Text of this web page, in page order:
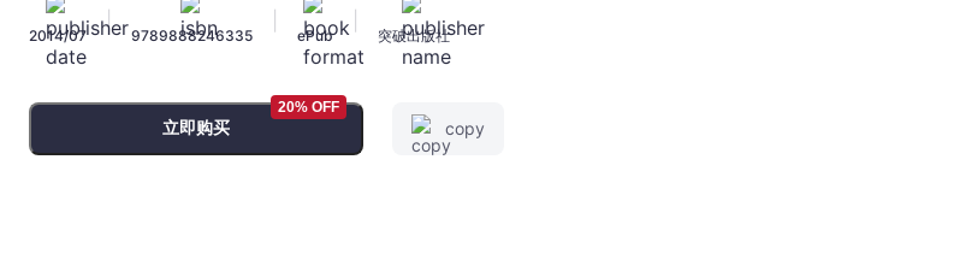
緊
要
火
LSP
2014/07
|
9789888246335 ePub 突破出版社
立即购买
20% OFF
copy